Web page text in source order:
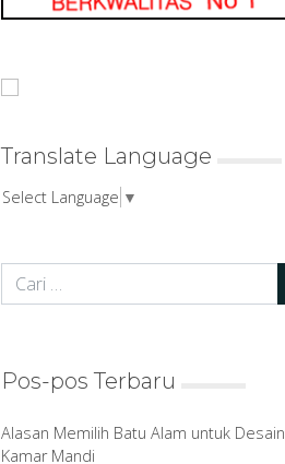
Translate Language
Select Language ▼
Pos-pos Terbaru
Alasan Memilih Batu Alam untuk Desain
Kamar Mandi